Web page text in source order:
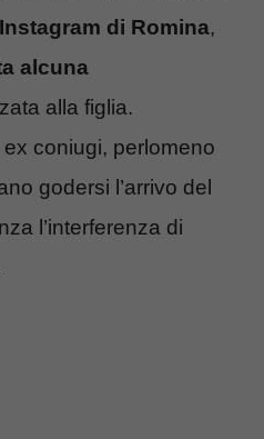
di Romina,
alcuna
alla figlia.
coniugi, perlomeno
godersi l’arrivo del
l’interferenza di